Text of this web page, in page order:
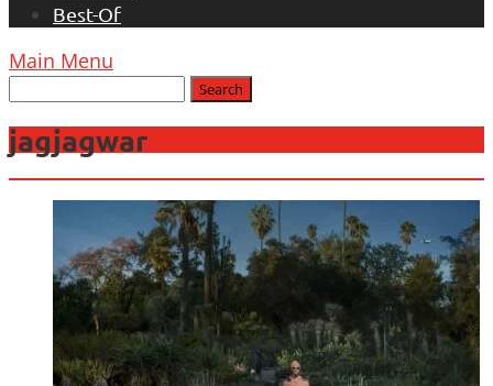
Best-Of
Main Menu
jagjagwar